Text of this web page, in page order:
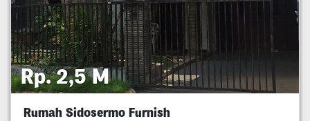
Rp. 2,5 M
Rumah Sidosermo Furnish